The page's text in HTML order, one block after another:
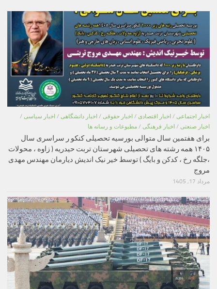
اخبار اجتماعی / اخبار اقتصادی / اخبار حقوقی / اخبار دانشگاهی / اخبار سیاسی /
اخبار صنعتی / اخبار فرهنگی / مطبوعات و رسانه ها
برای هفتمین سال متوالی بورسیه تحصیلی کنکو ر سراسری سال
۱۴۰۵ همه رشته های تحصیلی شهرستان تربت حیدریه ( زاوه ، محولات
،جلگه رخ ، کدکن و بایگ ) توسط خیر نیک اندیش دیارمان مهندس مهدی
مروج
مرداد 17, 1405